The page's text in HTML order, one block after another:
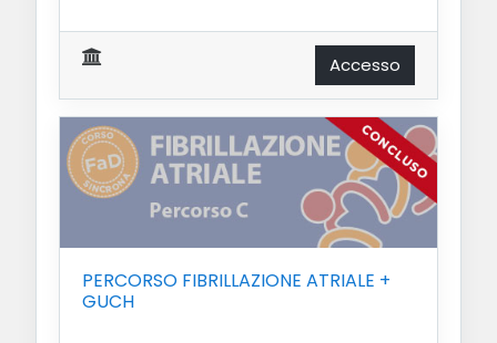
Accesso
PERCORSO FIBRILLAZIONE ATRIALE +
GUCH